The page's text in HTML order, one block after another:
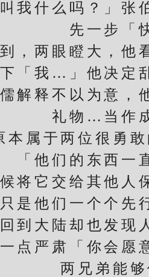
什么吗？」张
先一步「
两眼瞪大，他看
我…」他决定乱
释不以为意，
礼物…当作
于两位很勇敢
他们的东西一直
它交给其他人保
是他们一个个先
到大陆却也发现
严肃「你会愿
两兄弟能够